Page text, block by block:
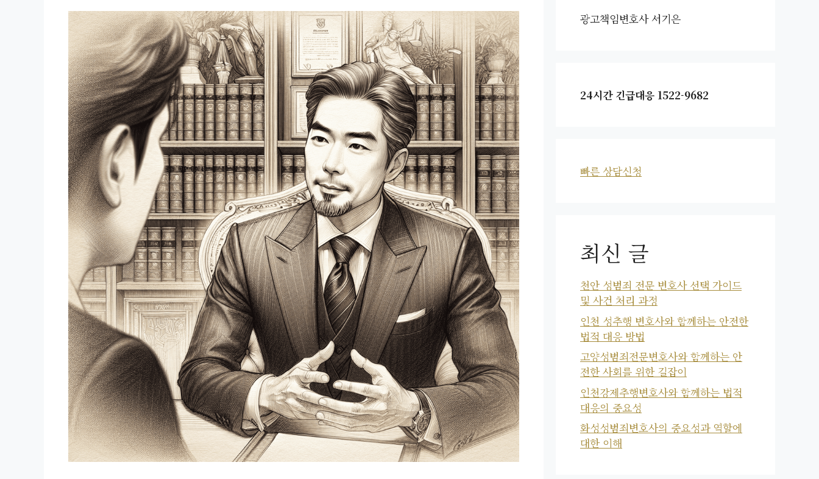
광고책임변호사 서기은
24시간 긴급대응 1522-9682
빠른 상담신청
최신 글
천안 성범죄 전문 변호사 선택 가이드
및 사건 처리 과정
인천 성추행 변호사와 함께하는 안전한
법적 대응 방법
고양성범죄전문변호사와 함께하는 안
전한 사회를 위한 길잡이
인천강제추행변호사와 함께하는 법적
대응의 중요성
화성성범죄변호사의 중요성과 역할에
대한 이해